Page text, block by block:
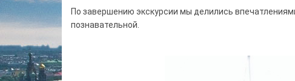
По завершению экскурсии мы делились
познавательной.